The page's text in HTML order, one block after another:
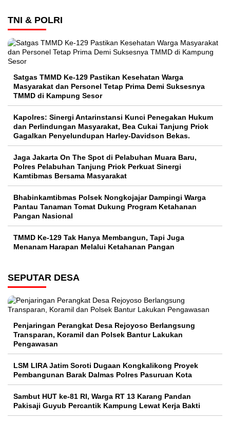
TNI & POLRI
Satgas TMMD Ke-129 Pastikan Kesehatan Warga
Masyarakat dan Personel Tetap Prima Demi Suksesnya
TMMD di Kampung Sesor
Kapolres: Sinergi Antarinstansi Kunci Penegakan Hukum
dan Perlindungan Masyarakat, Bea Cukai Tanjung Priok
Gagalkan Penyelundupan Harley-Davidson Bekas.
Jaga Jakarta On The Spot di Pelabuhan Muara Baru,
Polres Pelabuhan Tanjung Priok Perkuat Sinergi
Kamtibmas Bersama Masyarakat
Bhabinkamtibmas Polsek Nongkojajar Dampingi Warga
Pantau Tanaman Tomat Dukung Program Ketahanan
Pangan Nasional
TMMD Ke-129 Tak Hanya Membangun, Tapi Juga
Menanam Harapan Melalui Ketahanan Pangan
SEPUTAR DESA
Penjaringan Perangkat Desa Rejoyoso Berlangsung
Transparan, Koramil dan Polsek Bantur Lakukan
Pengawasan
LSM LIRA Jatim Soroti Dugaan Kongkalikong Proyek
Pembangunan Barak Dalmas Polres Pasuruan Kota
Sambut HUT ke-81 RI, Warga RT 13 Karang Pandan
Pakisaji Guyub Percantik Kampung Lewat Kerja Bakti